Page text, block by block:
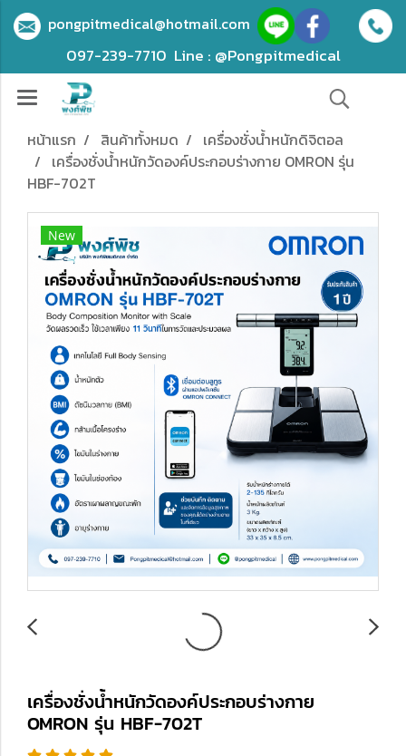
pongpitmedical@hotmail.com
097-239-7710 Line : @Pongpitmedical
หน้าแรก สินค้าทั้งหมด
เครื่องชั่งน้ำหนักดิจิตอล
เครื่องชั่งน้ำหนักวัดองค์ประกอบร่างกาย OMRON รุ่น
HBF-702T
New
เครื่องชั่งน้ำหนักวัดองค์ประกอบร่างกาย
OMRON รุ่น HBF-702T